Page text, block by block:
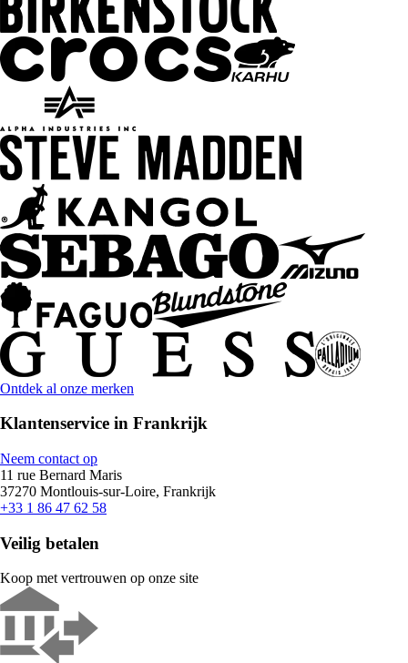
Ontdek al onze merken
Klantenservice in Frankrijk
Neem contact op
11 rue Bernard Maris
37270 Montlouis-sur-Loire, Frankrijk
+33 1 86 47 62 58
Veilig betalen
Koop met vertrouwen op onze site